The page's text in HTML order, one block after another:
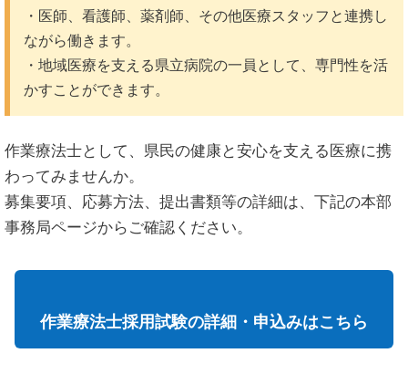
・医師、看護師、薬剤師、その他医療スタッフと連携し
ながら働きます。
・地域医療を支える県立病院の一員として、専門性を活
かすことができます。
作業療法士として、県民の健康と安心を支える医療に携
わってみませんか。
募集要項、応募方法、提出書類等の詳細は、下記の本部
事務局ページからご確認ください。
作業療法士採用試験の詳細・申込みはこちら